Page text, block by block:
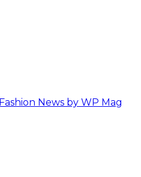
Fashion News by WP Mag